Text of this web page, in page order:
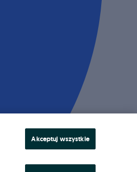
Akceptuj wszystkie